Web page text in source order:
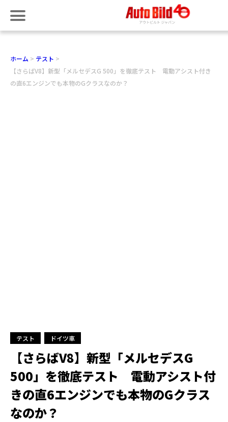
ホーム
テスト
【さらばV8】新型「メルセデスG 500」を徹底テスト 電動アシスト付き
の直6エンジンでも本物のGクラスなのか？
テスト ドイツ車
【さらばV8】新型「メルセデスG
500」を徹底テスト 電動アシスト付
きの直6エンジンでも本物のGクラス
なのか？